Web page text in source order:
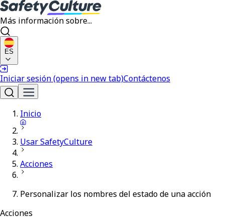
Más información sobre...
ES
Iniciar sesión(opens in new tab)Contáctenos
Inicio
Usar SafetyCulture
Acciones
Personalizar los nombres del estado de una acción
Acciones